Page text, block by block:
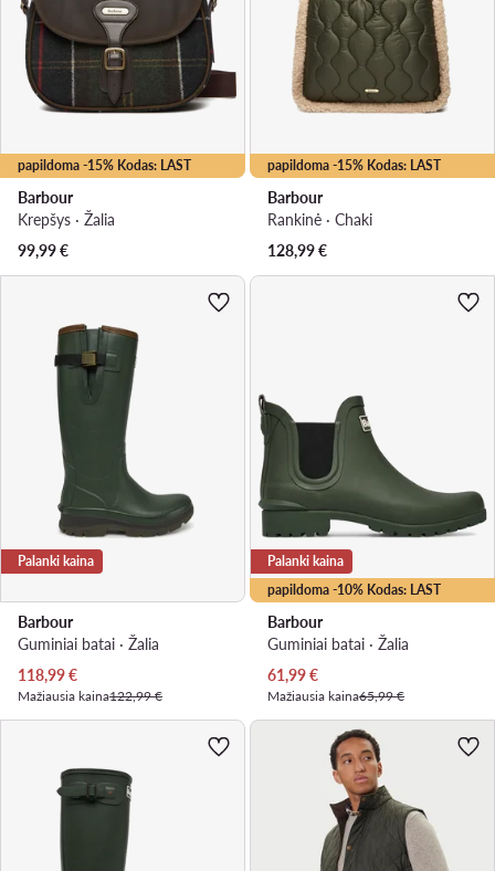
papildoma -15% Kodas: LAST
Barbour
Krepšys · Žalia
99,99€
papildoma -15% Kodas: LAST
Barbour
Rankinė · Chaki
128,99€
Palanki kaina
Barbour
Guminiai batai · Žalia
Dabartinė kaina
118,99€
Mažiausia kaina122,99 €
papildoma -10% Kodas: LAST
Palanki kaina
Barbour
Guminiai batai · Žalia
Dabartinė kaina
61,99€
Mažiausia kaina65,99 €